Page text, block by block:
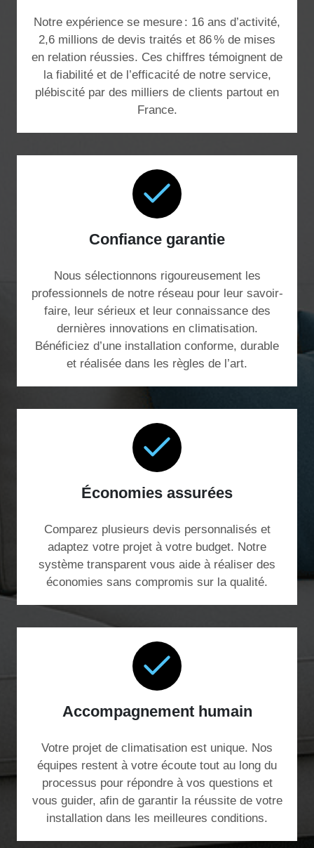
Notre expérience se mesure : 16 ans d’activité,
2,6 millions de devis traités et 86 % de mises
en relation réussies. Ces chiffres témoignent de
la fiabilité et de l’efficacité de notre service,
plébiscité par des milliers de clients partout en
France.
Confiance garantie
Nous sélectionnons rigoureusement les
professionnels de notre réseau pour leur savoir-
faire, leur sérieux et leur connaissance des
dernières innovations en climatisation.
Bénéficiez d’une installation conforme, durable
et réalisée dans les règles de l’art.
Économies assurées
Comparez plusieurs devis personnalisés et
adaptez votre projet à votre budget. Notre
système transparent vous aide à réaliser des
économies sans compromis sur la qualité.
Accompagnement humain
Votre projet de climatisation est unique. Nos
équipes restent à votre écoute tout au long du
processus pour répondre à vos questions et
vous guider, afin de garantir la réussite de votre
installation dans les meilleures conditions.